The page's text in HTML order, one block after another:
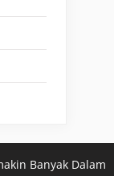
Banyak Dalam